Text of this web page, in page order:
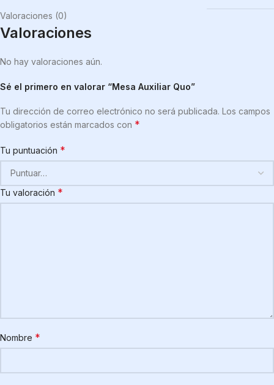
Valoraciones (0)
Valoraciones
No hay valoraciones aún.
Sé el primero en valorar “Mesa Auxiliar Quo”
Tu dirección de correo electrónico no será publicada. Los campos
obligatorios están marcados con *
Tu puntuación *
Tu valoración *
Nombre *